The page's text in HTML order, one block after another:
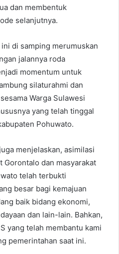
dan membentuk
selanjutnya.
di samping merumuskan
jalannya roda
momentum untuk
silaturahmi dan
Warga Sulawesi
yang telah tinggal
Pohuwato.
menjelaskan, asimilasi
Gorontalo dan masyarakat
telah terbukti
besar bagi kemajuan
baik bidang ekonomi,
dan lain-lain. Bahkan,
yang telah membantu kami
pemerintahan saat ini.